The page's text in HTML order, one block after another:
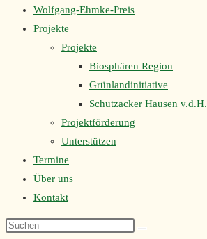
Wolfgang-Ehmke-Preis
Projekte
Projekte
Biosphären Region
Grünlandinitiative
Schutzacker Hausen v.d.H.
Projektförderung
Unterstützen
Termine
Über uns
Kontakt